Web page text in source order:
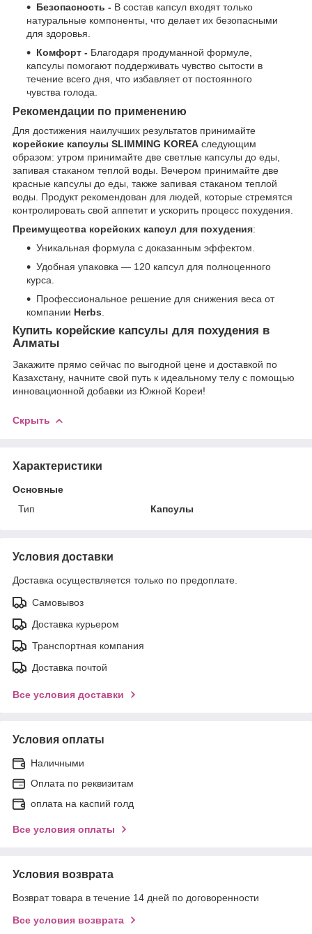
Безопасность - В состав капсул входят только
натуральные компоненты, что делает их безопасными
для здоровья.
Комфорт - Благодаря продуманной формуле,
капсулы помогают поддерживать чувство сытости в
течение всего дня, что избавляет от постоянного
чувства голода.
Рекомендации по применению
Для достижения наилучших результатов принимайте
корейские капсулы SLIMMING KOREA следующим
образом: утром принимайте две светлые капсулы до еды,
запивая стаканом теплой воды. Вечером принимайте две
красные капсулы до еды, также запивая стаканом теплой
воды. Продукт рекомендован для людей, которые стремятся
контролировать свой аппетит и ускорить процесс похудения.
Преимущества корейских капсул для похудения:
Уникальная формула с доказанным эффектом.
Удобная упаковка — 120 капсул для полноценного
курса.
Профессиональное решение для снижения веса от
компании Herbs.
Купить корейские капсулы для похудения в
Алматы
Закажите прямо сейчас по выгодной цене и доставкой по
Казахстану, начните свой путь к идеальному телу с помощью
инновационной добавки из Южной Кореи!
Скрыть
Характеристики
Основные
Тип
Капсулы
Условия доставки
Доставка осуществляется только по предоплате.
Самовывоз
Доставка курьером
Транспортная компания
Доставка почтой
Все условия доставки
Условия оплаты
Наличными
Оплата по реквизитам
оплата на каспий голд
Все условия оплаты
Условия возврата
Возврат товара в течение 14 дней по договоренности
Все условия возврата